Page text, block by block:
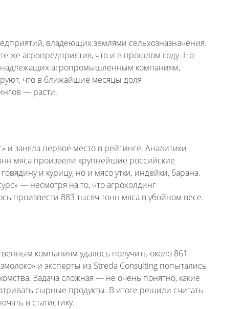
владеющих землями сельхозназначения.
же агропредприятия, что и в прошлом году. Но
агропромышленным компаниям,
что в ближайшие месяцы доля
— расти.
и заняла первое место в рейтинге. Аналитики
мяса произвели крупнейшие российские
и курицу, но и мясо утки, индейки, барана.
— несмотря на то, что агрохолдинг
произвести 883 тысяч тонн мяса в убойном весе.
компаниям удалось получить около 861
и эксперты из Streda Consulting попытались
Задача сложная — не очень понятно, какие
сырные продукты. В итоге решили считать
в статистику.